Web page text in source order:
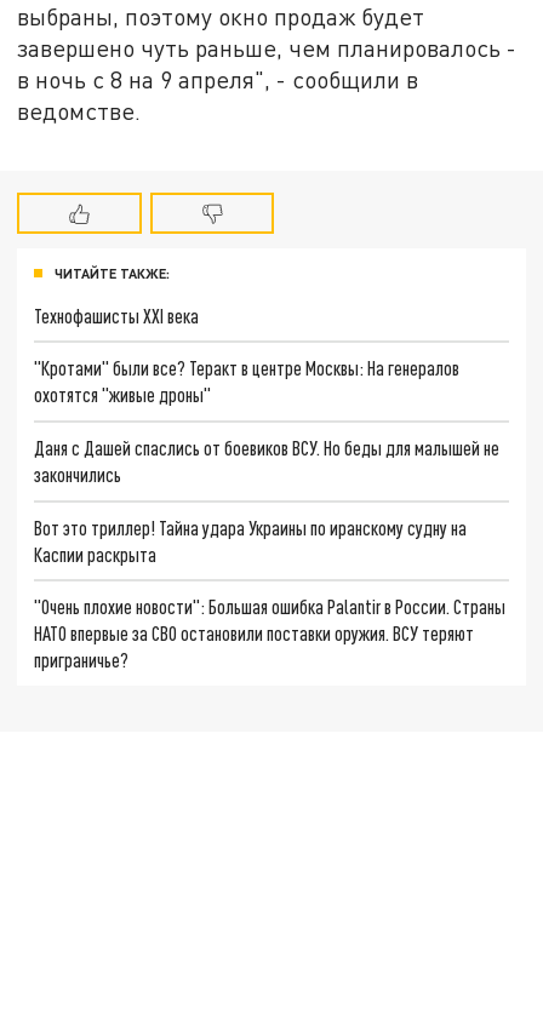
выбраны, поэтому окно продаж будет
завершено чуть раньше, чем планировалось -
в ночь с 8 на 9 апреля", - сообщили в
ведомстве.
ЧИТАЙТЕ ТАКЖЕ:
Технофашисты XXI века
"Кротами" были все? Теракт в центре Москвы: На генералов
охотятся "живые дроны"
Даня с Дашей спаслись от боевиков ВСУ. Но беды для малышей не
закончились
Вот это триллер! Тайна удара Украины по иранскому судну на
Каспии раскрыта
"Очень плохие новости": Большая ошибка Palantir в России. Страны
НАТО впервые за СВО остановили поставки оружия. ВСУ теряют
приграничье?